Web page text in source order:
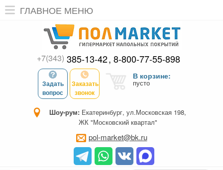
ГЛАВНОЕ МЕНЮ
+7(343) 385-13-42 8-800-77-55-898
Задать
вопрос
Заказать
звонок
В корзине:
пусто
Шоу-рум: Екатеринбург, ул.Московская 198,
ЖК "Московский квартал"
pol-market@bk.ru